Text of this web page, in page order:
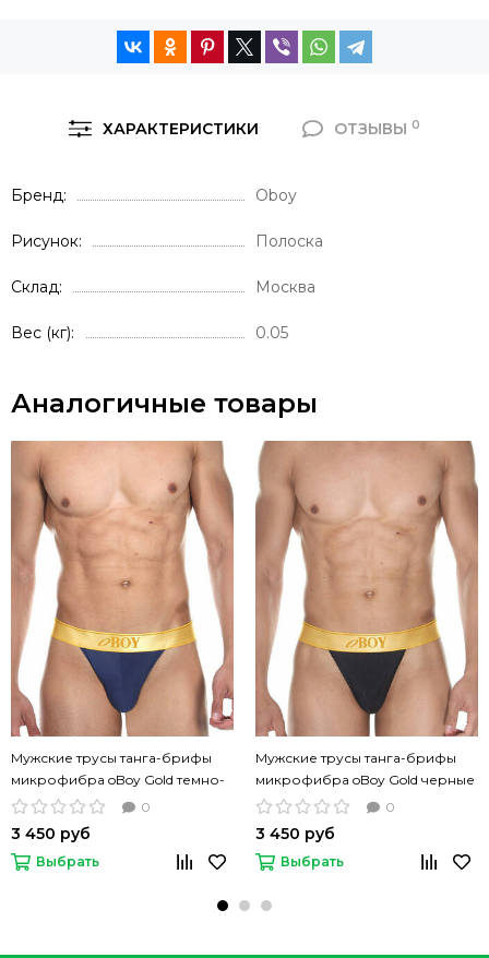
ХАРАКТЕРИСТИКИ ОТЗЫВЫ 0
Бренд Oboy
Рисунок Полоска
Склад Москва
Вес (кг) 0.05
Аналогичные товары
Мужские трусы танга-брифы
микрофибра oBoy Gold темно-
синие
0
3 450 руб
Выбрать
Мужские трусы танга-брифы
микрофибра oBoy Gold черные
0
3 450 руб
Выбрать